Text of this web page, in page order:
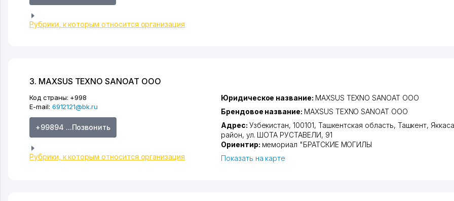
Рубрики, к которым относится организация
3. MAXSUS TEXNO SANOAT ООО
Код страны: +998
E-mail: 6912121@bk.ru
+99894 ...Позвонить
Рубрики, к которым относится организация
Юридическое название: MAXSUS TEXNO SANOAT ООО
Брендовое название: MAXSUS TEXNO SANOAT ООО
Адрес: Узбекистан, 100101, Ташкентская область, Ташкент,
район, ул. ШОТА РУСТАВЕЛИ, 91
Ориентир: мемориал "БРАТСКИЕ МОГИЛЫ
Показать на карте